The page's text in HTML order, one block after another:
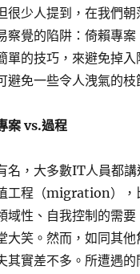
很少人提到，在我們
察覺的陷阱：倚賴專
單的技巧，來避免掉
避免一些令人洩氣的枝
案 vs.過程
名，大多數IT人員都
工程（migration），
域性、自我控制的需
大笑。然而，如同其
其實差不多。所遭遇